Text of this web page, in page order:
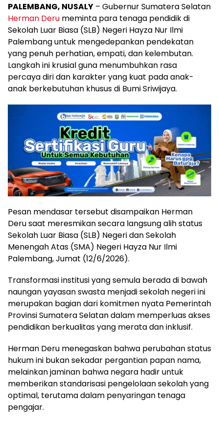
PALEMBANG, NUSALY – Gubernur Sumatera Selatan
Herman Deru meminta para tenaga pendidik di
Sekolah Luar Biasa (SLB) Negeri Hayza Nur Ilmi
Palembang untuk mengedepankan pendekatan
yang penuh perhatian, empati, dan kelembutan.
Langkah ini krusial guna menumbuhkan rasa
percaya diri dan karakter yang kuat pada anak-
anak berkebutuhan khusus di Bumi Sriwijaya.
Pesan mendasar tersebut disampaikan Herman
Deru saat meresmikan secara langsung alih status
Sekolah Luar Biasa (SLB) Negeri dan Sekolah
Menengah Atas (SMA) Negeri Hayza Nur Ilmi
Palembang, Jumat (12/6/2026).
Transformasi institusi yang semula berada di bawah
naungan yayasan swasta menjadi sekolah negeri ini
merupakan bagian dari komitmen nyata Pemerintah
Provinsi Sumatera Selatan dalam memperluas akses
pendidikan berkualitas yang merata dan inklusif.
Herman Deru menegaskan bahwa perubahan status
hukum ini bukan sekadar pergantian papan nama,
melainkan jaminan bahwa negara hadir untuk
memberikan standarisasi pengelolaan sekolah yang
optimal, terutama dalam penyaringan tenaga
pengajar.